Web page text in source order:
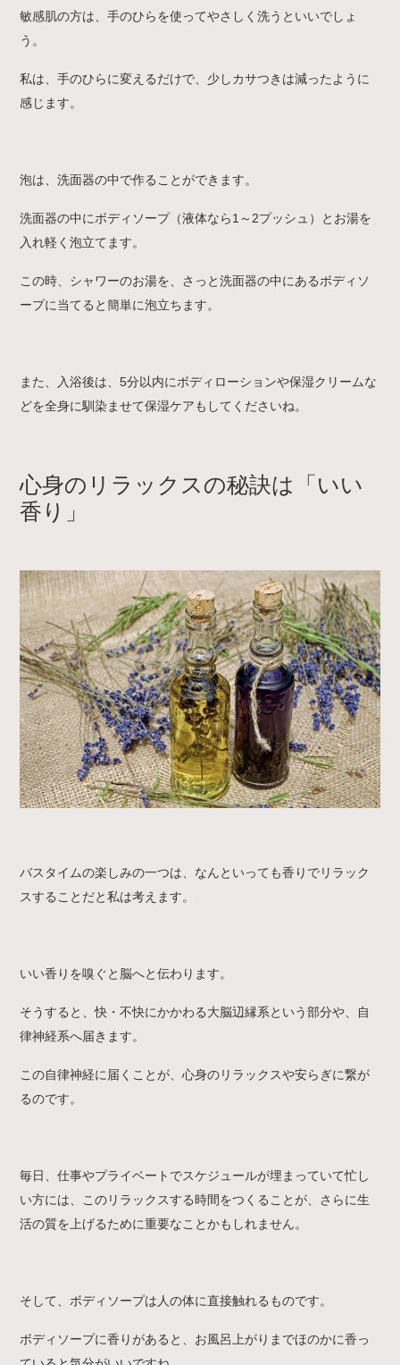
敏感肌の方は、手のひらを使ってやさしく洗うといいでしょ
う。
私は、手のひらに変えるだけで、少しカサつきは減ったように
感じます。
泡は、洗面器の中で作ることができます。
洗面器の中にボディソープ（液体なら1～2プッシュ）とお湯を
入れ軽く泡立てます。
この時、シャワーのお湯を、さっと洗面器の中にあるボディソ
ープに当てると簡単に泡立ちます。
また、入浴後は、5分以内にボディローションや保湿クリームな
どを全身に馴染ませて保湿ケアもしてくださいね。
心身のリラックスの秘訣は「いい
香り」
バスタイムの楽しみの一つは、なんといっても香りでリラック
スすることだと私は考えます。
いい香りを嗅ぐと脳へと伝わります。
そうすると、快・不快にかかわる大脳辺縁系という部分や、自
律神経系へ届きます。
この自律神経に届くことが、心身のリラックスや安らぎに繋が
るのです。
毎日、仕事やプライベートでスケジュールが埋まっていて忙し
い方には、このリラックスする時間をつくることが、さらに生
活の質を上げるために重要なことかもしれません。
そして、ボディソープは人の体に直接触れるものです。
ボディソープに香りがあると、お風呂上がりまでほのかに香っ